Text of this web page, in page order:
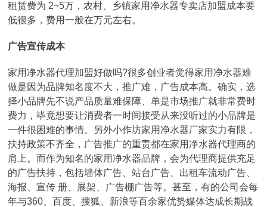
租赁费为 2~5万，农村、乡镇家用净水器专卖店加盟成本要
低很多，费用一般在万元左右。
广告宣传成本
家用净水器代理加盟好做吗?很多创业者觉得家用净水器难
做是因为品牌知名度不大，推广难，广告成本高。确实，选
择小品牌先不说产品质量难保障、单是市场推广就非常费时
费力，毕竟想要让消费者一时间接受从来没听过的小品牌是
一件很困难的事情。另外小作坊家用净水器厂家实力有限，
扶持政策不齐全，广告推广的重责都在家用净水器代理商的
肩上。而作为知名的家用净水器品牌，会为代理商提供充足
的广告扶持，包括墙体广告、站台广告、出租车流动广告、
海报、宣传 册、展架、广告棚广告等。甚至，有的公司会每
年与360、百度、搜狐、新浪等百余家优势媒体达成长期战